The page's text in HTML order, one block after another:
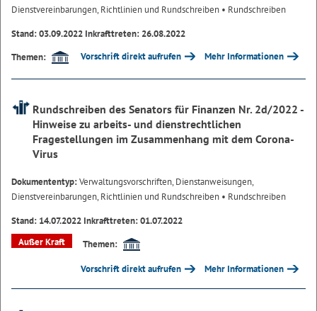
Dienstvereinbarungen, Richtlinien und Rundschreiben • Rundschreiben
Stand: 03.09.2022 Inkrafttreten: 26.08.2022
Themen:
Vorschrift direkt aufrufen Mehr Informationen
Rundschreiben des Senators für Finanzen Nr. 2d/2022 -
Hinweise zu arbeits- und dienstrechtlichen
Fragestellungen im Zusammenhang mit dem Corona-
Virus
Dokumententyp:Verwaltungsvorschriften, Dienstanweisungen,
Dienstvereinbarungen, Richtlinien und Rundschreiben • Rundschreiben
Stand: 14.07.2022 Inkrafttreten: 01.07.2022
Außer Kraft
Themen:
Vorschrift direkt aufrufen Mehr Informationen